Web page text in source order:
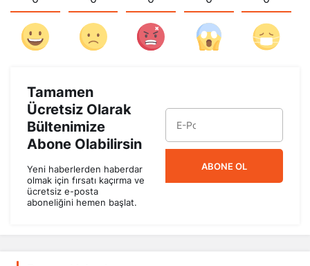
Tamamen
Ücretsiz Olarak
Bültenimize
Abone Olabilirsin
Yeni haberlerden haberdar
olmak için fırsatı kaçırma ve
ücretsiz e-posta
aboneliğini hemen başlat.
ABONE OL